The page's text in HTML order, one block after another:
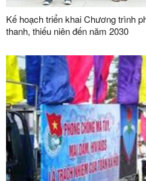
Kế hoạch triển khai Chương trình
thanh, thiếu niên đến năm 2030